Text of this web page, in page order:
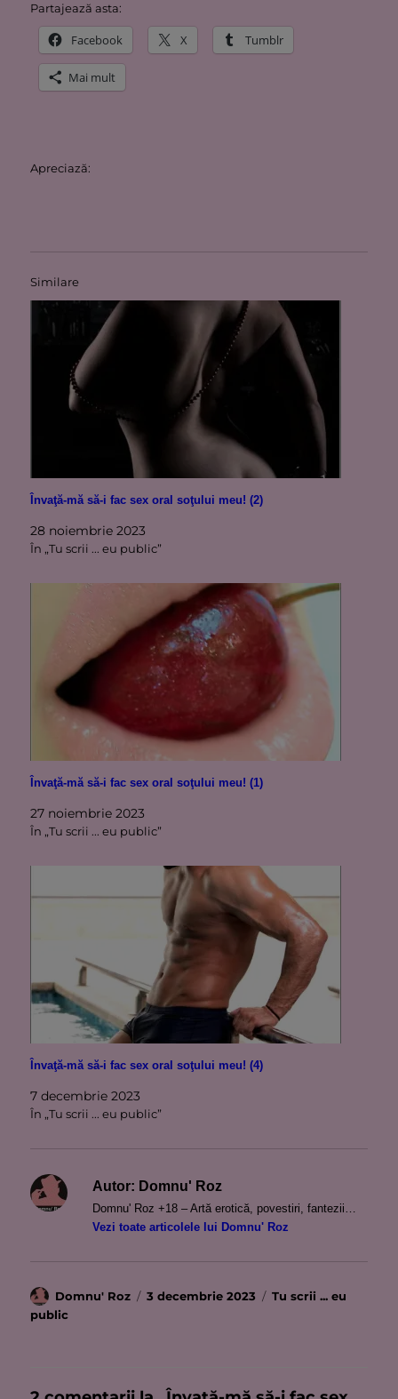
Partajează asta:
Facebook X Tumblr
Mai mult
Apreciază:
Similare
Învaţă-mă să-i fac sex oral soţului meu! (2)
28 noiembrie 2023
În „Tu scrii ... eu public”
Învaţă-mă să-i fac sex oral soţului meu! (1)
27 noiembrie 2023
În „Tu scrii ... eu public”
Învaţă-mă să-i fac sex oral soţului meu! (4)
7 decembrie 2023
În „Tu scrii ... eu public”
Autor: Domnu' Roz
Domnu' Roz +18 – Artă erotică, povestiri, fantezii…
Vezi toate articolele lui Domnu' Roz
Autor
Domnu' Roz
Publicat
3 decembrie 2023 Categorii
Tu scrii ... eu
public